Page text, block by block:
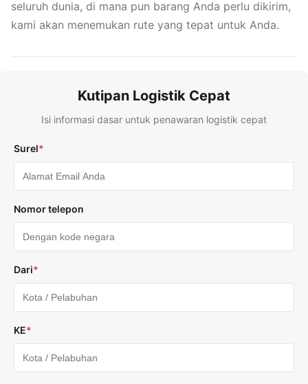
seluruh dunia, di mana pun barang Anda perlu dikirim,
kami akan menemukan rute yang tepat untuk Anda.
Kutipan Logistik Cepat
Isi informasi dasar untuk penawaran logistik cepat
Surel*
Nomor telepon
Dari*
KE*